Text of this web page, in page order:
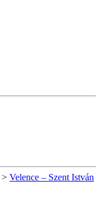
> Velence – Szent István